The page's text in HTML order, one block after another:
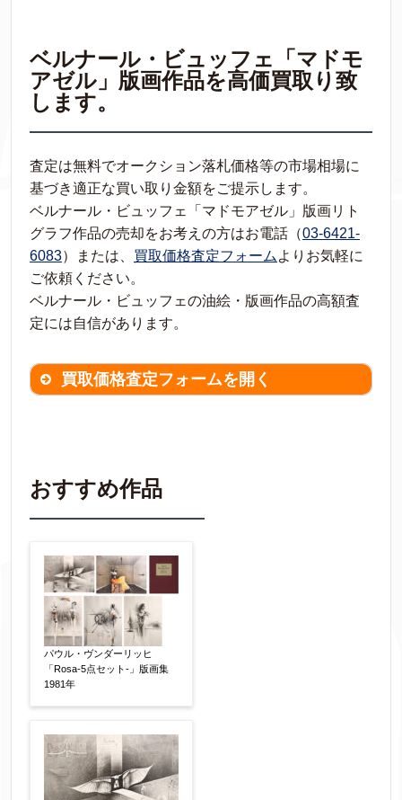
ベルナール・ビュッフェ「マドモ
アゼル」版画作品を高価買取り致
します。
査定は無料でオークション落札価格等の市場相場に
基づき適正な買い取り金額をご提示します。
ベルナール・ビュッフェ「マドモアゼル」版画リト
グラフ作品の売却をお考えの方はお電話（03-6421-
6083）または、 買取価格査定フォーム よりお気軽に
ご依頼ください。
ベルナール・ビュッフェの油絵・版画作品の高額査
定には自信があります。
買取価格査定フォームを開く
※不明な項目は空欄で結構です。
▼
作品の作家名 【任意】
作品の画題 【任意】
日本画
油彩画
素描
立体
その他
おすすめ作品
パウル・ヴンダーリッヒ
「Rosa-5点セット-」版画集
1981年